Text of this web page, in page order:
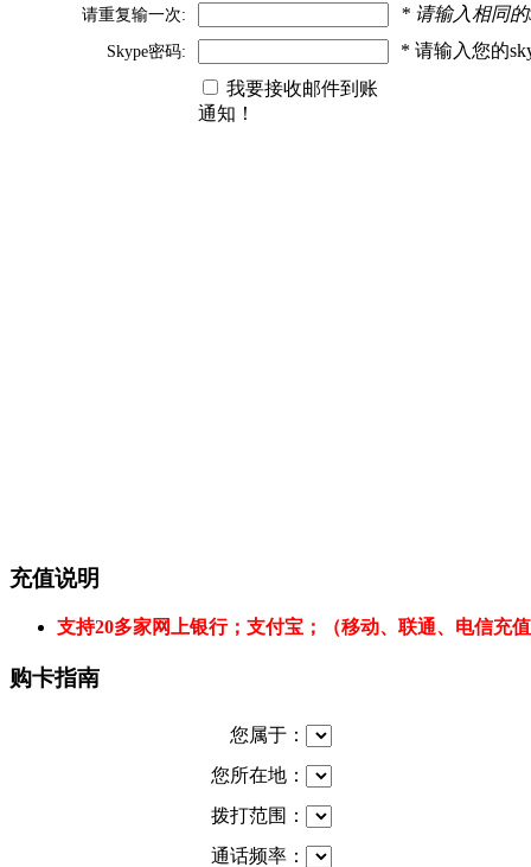
请重复输一次: * 请输入相同的
Skype密码:
* 请输入您的
我要接收邮件到账
通知！
充值说明
支持20多家网上银行；支付宝；（移动、联通、电信充
购卡指南
您属于：
您所在地：
拨打范围：
通话频率：